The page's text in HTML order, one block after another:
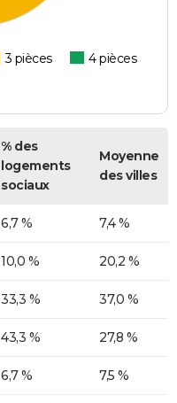
3 pièces
4 pièces
% des
logements
sociaux
Moyenne
des villes
6,7 % 7,4 %
10,0 % 20,2 %
33,3 % 37,0 %
43,3 % 27,8 %
6,7 % 7,5 %